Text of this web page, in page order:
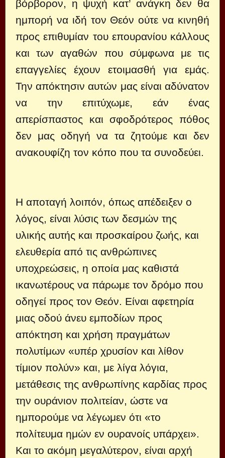
βόρβορον, η ψυχή κατ’ ανάγκη δεν θα
ημπορή να ιδή τον Θεόν ούτε να κινηθή
προς επιθυμίαν του επουρανίου κάλλους
και των αγαθών που σύμφωνα με τις
επαγγελίες έχουν ετοιμασθή για εμάς.
Την απόκτησιν αυτών μας είναι αδύνατον
να την επιτύχωμε, εάν ένας
απερίσπαστος και σφοδρότερος πόθος
δεν μας οδηγή να τα ζητούμε και δεν
ανακουφίζη τον κόπο που τα συνοδεύει.
Η αποταγή λοιπόν, όπως απέδειξεν ο
λόγος, είναι λύσις των δεσμών της
υλικής αυτής και προσκαίρου ζωής, και
ελευθερία από τις ανθρώπινες
υποχρεώσεις, η οποία μας καθιστά
ικανωτέρους να πάρωμε τον δρόμο που
οδηγεί προς τον Θεόν. Είναι αφετηρία
μιας οδού άνευ εμποδίων προς
απόκτηση και χρήση πραγμάτων
πολυτίμων «υπέρ χρυσίον και λίθον
τίμιον πολύν» και, με λίγα λόγια,
μετάθεσις της ανθρωπίνης καρδίας προς
την ουράνιον πολιτείαν, ώστε να
ημπορούμε να λέγωμεν ότι «το
πολίτευμα ημών εν ουρανοίς υπάρχει».
Και το ακόμη μεγαλύτερον, είναι αρχή